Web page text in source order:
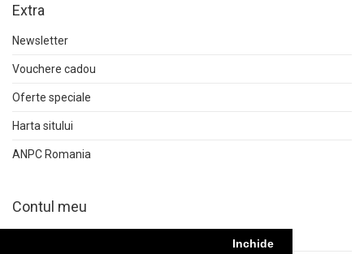
Inchide
Extra
Newsletter
Vouchere cadou
Oferte speciale
Harta sitului
ANPC Romania
Contul meu